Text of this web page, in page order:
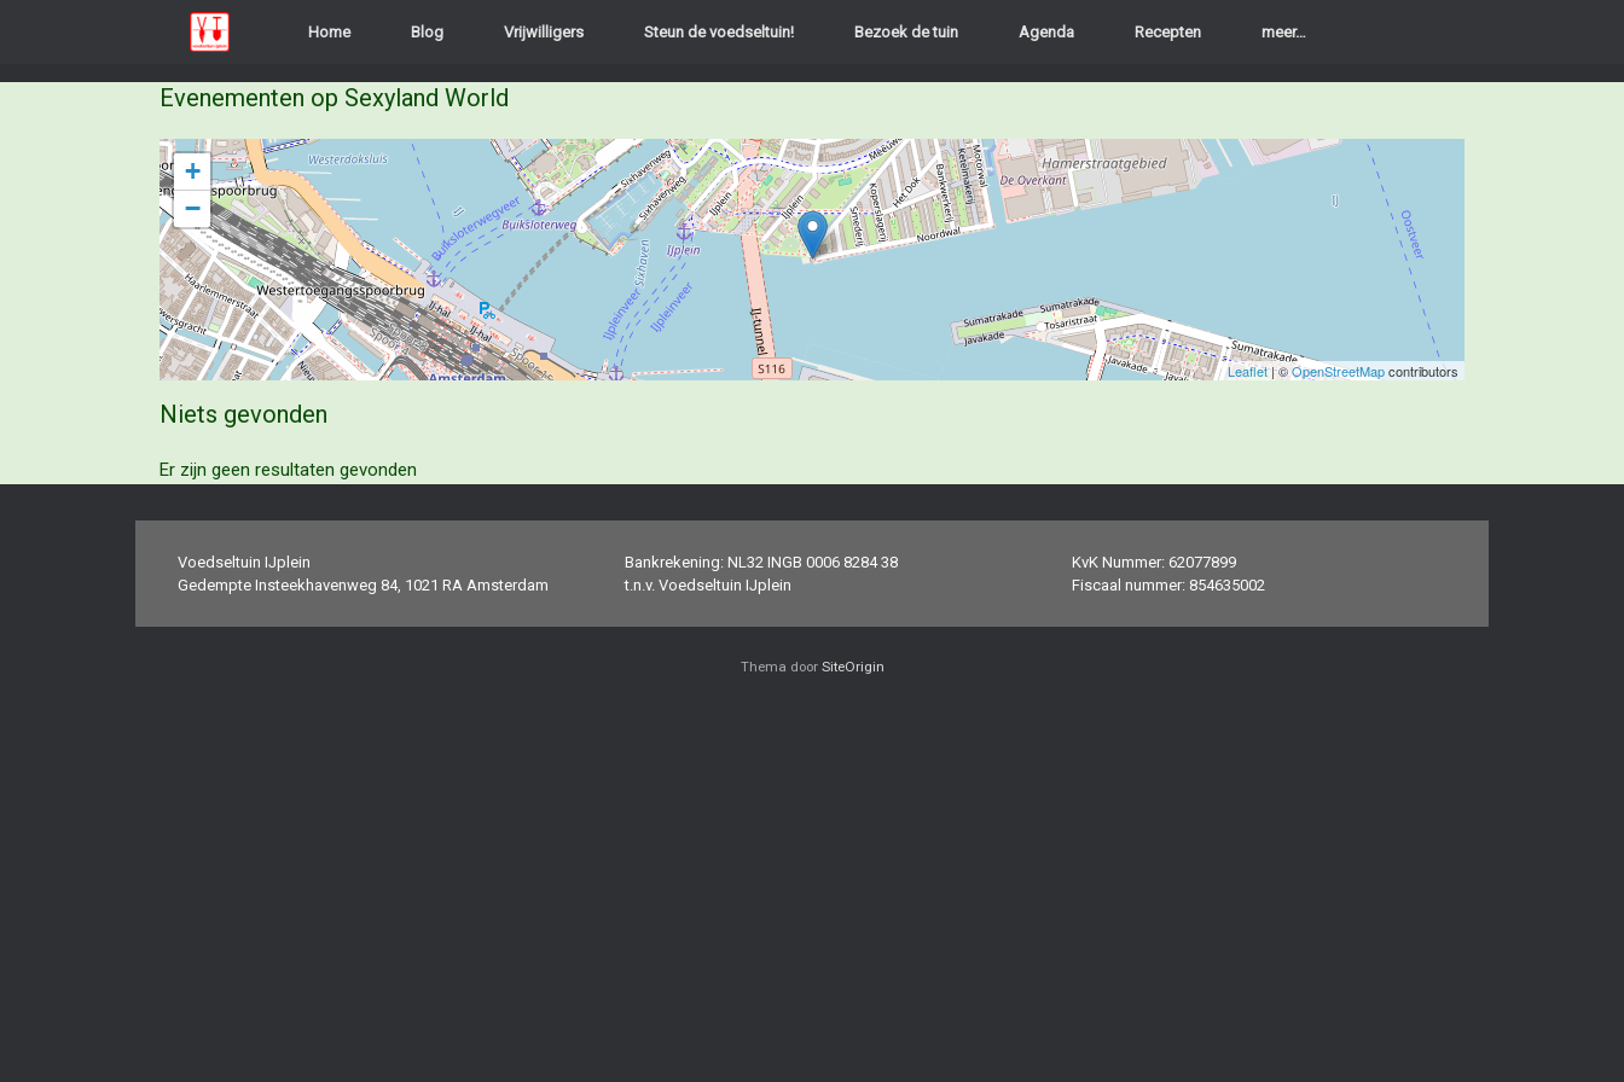
inhoud
Home Blog Vrijwilligers Steun de voedseltuin! Bezoek de tuin Agenda Recepten meer…
Evenementen op Sexyland World
+
−
Leaflet| ©OpenStreetMapcontributors
Niets gevonden
Er zijn geen resultaten gevonden
Voedseltuin IJplein
Gedempte Insteekhavenweg 84, 1021 RA Amsterdam
Bankrekening: NL32 INGB 0006 8284 38
t.n.v. Voedseltuin IJplein
KvK Nummer: 62077899
Fiscaal nummer: 854635002
Thema door SiteOrigin